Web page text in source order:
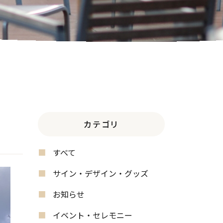
カテゴリ
すべて
サイン・デザイン・グッズ
お知らせ
イベント・セレモニー